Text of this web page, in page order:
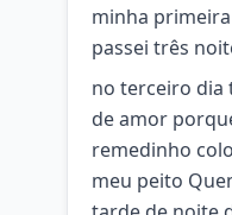
minha
passei três
no terceiro dia
de amor
remedinho
meu peito